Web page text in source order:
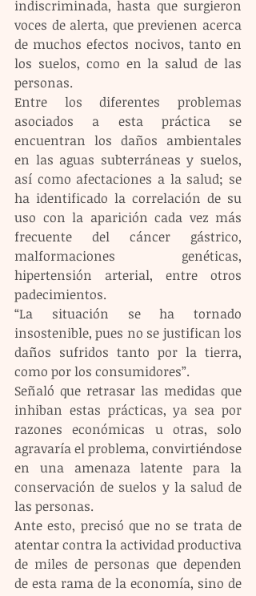
indiscriminada, hasta que surgieron
voces de alerta, que previenen acerca
de muchos efectos nocivos, tanto en
los suelos, como en la salud de las
personas.
Entre los diferentes problemas
asociados a esta práctica se
encuentran los daños ambientales
en las aguas subterráneas y suelos,
así como afectaciones a la salud; se
ha identificado la correlación de su
uso con la aparición cada vez más
frecuente del cáncer gástrico,
malformaciones genéticas,
hipertensión arterial, entre otros
padecimientos.
“La situación se ha tornado
insostenible, pues no se justifican los
daños sufridos tanto por la tierra,
como por los consumidores”.
Señaló que retrasar las medidas que
inhiban estas prácticas, ya sea por
razones económicas u otras, solo
agravaría el problema, convirtiéndose
en una amenaza latente para la
conservación de suelos y la salud de
las personas.
Ante esto, precisó que no se trata de
atentar contra la actividad productiva
de miles de personas que dependen
de esta rama de la economía, sino de